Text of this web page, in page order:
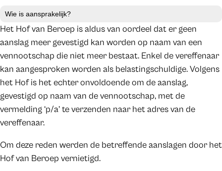
Wie is aansprakelijk?
Het Hof van Beroep is aldus van oordeel dat er geen
aanslag meer gevestigd kan worden op naam van een
vennootschap die niet meer bestaat. Enkel de vereffenaar
kan aangesproken worden als belastingschuldige. Volgens
het Hof is het echter onvoldoende om de aanslag,
gevestigd op naam van de vennootschap, met de
vermelding ‘p/a’ te verzenden naar het adres van de
vereffenaar.
Om deze reden werden de betreffende aanslagen door het
Hof van Beroep vernietigd.